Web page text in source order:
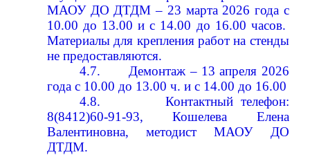
МАОУ ДО ДТДМ – 23 марта 2026 года с
10.00 до 13.00 и с 14.00 до 16.00 часов.
Материалы для крепления работ на стенды
не предоставляются.
4.7.
Демонтаж – 13 апреля 2026
года с 10.00 до 13.00 ч. и с 14.00 до 16.00
4.8.
Контактный телефон:
8(8412)60-91-93, Кошелева Елена
Валентиновна, методист МАОУ ДО
ДТДМ.